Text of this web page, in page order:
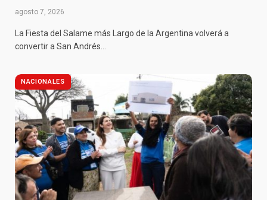
agosto 7, 2026
La Fiesta del Salame más Largo de la Argentina volverá a
convertir a San Andrés…
NACIONALES